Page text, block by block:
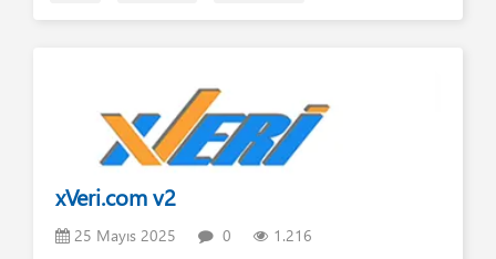
xVeri.com v2
25 Mayıs 2025 0 1.216